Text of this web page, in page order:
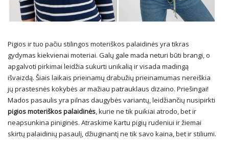
Pigios ir tuo pačiu stilingos moteriškos palaidinės yra tikras
gydymas kiekvienai moteriai. Galų gale mada neturi būti brangi, o
apgalvoti pirkimai leidžia sukurti unikalią ir visada madingą
išvaizdą. Šiais laikais prieinamų drabužių prieinamumas nereiškia
jų prastesnės kokybės ar mažiau patrauklaus dizaino. Priešingai!
Mados pasaulis yra pilnas daugybės variantų, leidžiančių nusipirkti
pigios moteriškos palaidinės, kurie ne tik puikiai atrodo, bet ir
neapsunkina piniginės. Atraskime kartu pigių rudeniui ir žiemai
skirtų palaidinių pasaulį, džiuginantį ne tik savo kaina, bet ir stiliumi.